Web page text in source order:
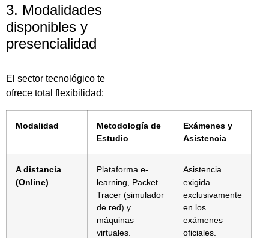
3. Modalidades
disponibles y
presencialidad
El sector tecnológico te
ofrece total flexibilidad:
Modalidad
Metodología de
Estudio
Exámenes y
Asistencia
A distancia
(Online)
Plataforma e-
learning, Packet
Tracer (simulador
de red) y
máquinas
virtuales.
Asistencia
exigida
exclusivamente
en los
exámenes
oficiales.